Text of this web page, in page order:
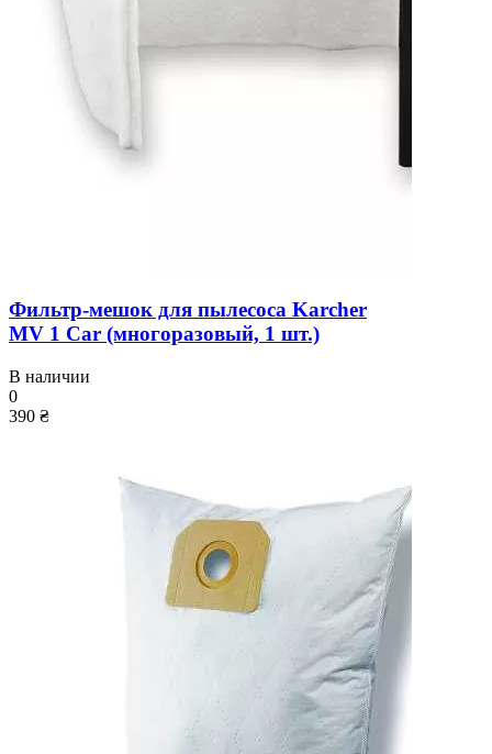
Фильтр-мешок для пылесоса Karcher
MV 1 Car (многоразовый, 1 шт.)
В наличии
0
390 ₴